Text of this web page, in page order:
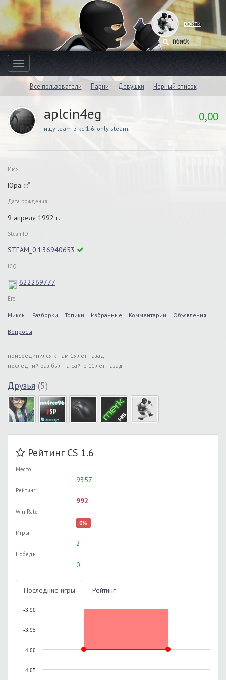
войти
Toggle
navigation
Все пользователи Парни Девушки Черный список
aplcin4eg
ищу team в кс 1.6. only steam.
0,00
Имя
Юра
Дата рождения
9 апреля 1992 г.
SteamID
STEAM_0:1:36940653
ICQ
622269777
Его
Миксы Разборки Топики Избранные Комментарии Объявления
Вопросы
присоединился к нам 15 лет назад
последний раз был на сайте 11 лет назад
Друзья (5)
Рейтинг CS 1.6
Место
9357
Рейтинг
992
Win Rate
0%
Игры
2
Победы
0
Последние игры Рейтинг
-4.05
-4.00
-3.95
-3.90